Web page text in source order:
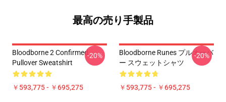
最高の売り手製品
Bloodborne 2 Confirmed
Pullover Sweatshirt
￥593,775 - ￥695,275
-20%
Bloodborne Runes プルオーバ
ー スウェットシャツ
￥593,775 - ￥695,275
-20%